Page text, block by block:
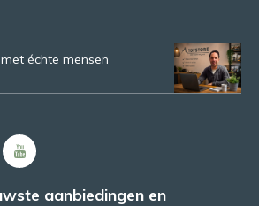
échte mensen
aanbiedingen en